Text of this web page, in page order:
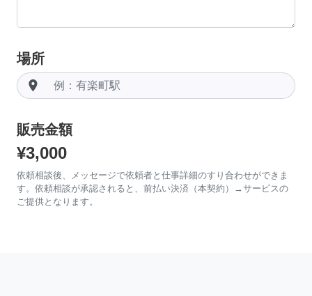
場所
room
販売金額
¥3,000
依頼相談後、メッセージで依頼者と仕事詳細のすり合わせができま
す。依頼相談が承認されると、前払い決済（本契約）→サービスの
ご提供となります。